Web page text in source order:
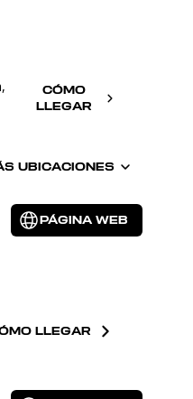
CÓMO
LLEGAR
UBICACIONES
PÁGINA WEB
LLEGAR